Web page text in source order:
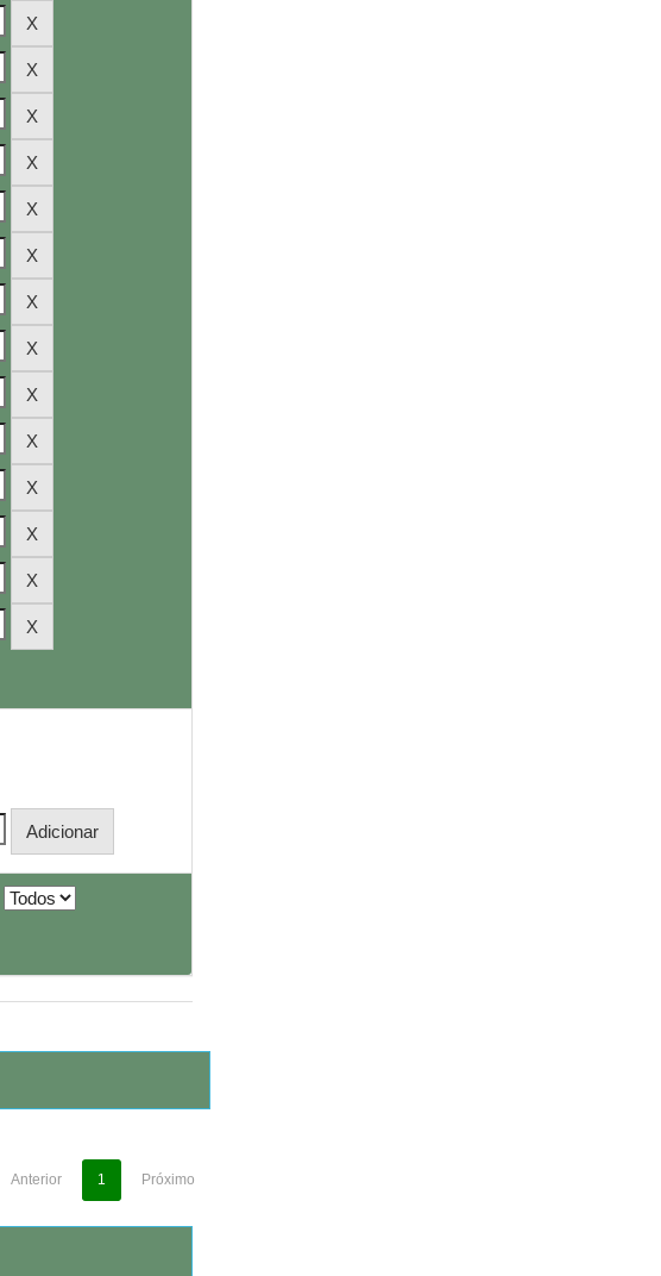
Anterior 1 Próximo